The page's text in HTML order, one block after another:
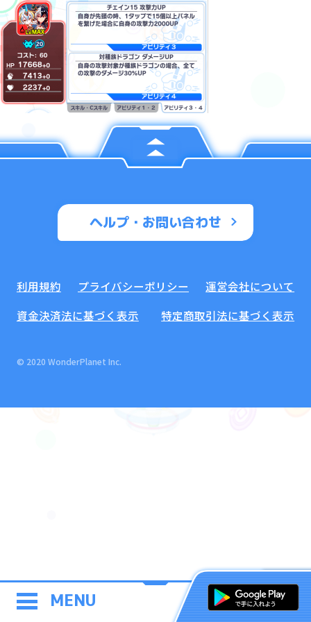
MENU
ヘルプ・お問い合わせ
利用規約 プライバシーポリシー
運営会社について
資金決済法に基づく表示
特定商取引法に基づく表示
© 2020 WonderPlanet Inc.